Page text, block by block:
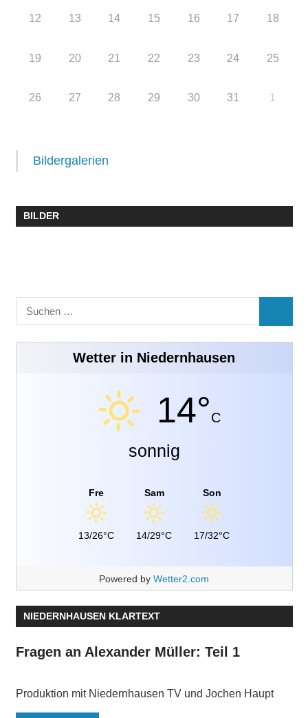
12 13 14 15 16 17 18
19 20 21 22 23 24 25
26 27 28 29 30 31 1
Bildergalerien
BILDER
Suchen
nach:
Wetter in Niedernhausen
14°C
sonnig
Fre
13/26°C
Sam
14/29°C
Son
17/32°C
Powered by Wetter2.com
NIEDERNHAUSEN KLARTEXT
Fragen an Alexander Müller: Teil 1
Produktion mit Niedernhausen TV und Jochen Haupt